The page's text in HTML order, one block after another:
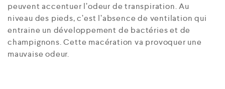
peuvent accentuer l’odeur de transpiration. Au
niveau des pieds, c’est l’absence de ventilation qui
entraine un développement de bactéries et de
champignons. Cette macération va provoquer une
mauvaise odeur.